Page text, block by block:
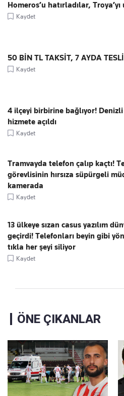
Homeros’u hatırladılar,
Kaydet
50 BİN TL TAKSİT, 7 AYDA
Kaydet
4 ilçeyi birbirine bağlıyor!
hizmete açıldı
Kaydet
Tramvayda telefon çalıp kaçtı!
görevlisinin hırsıza süpürgeli
kamerada
Kaydet
13 ülkeye sızan casus yazılım
geçirdi! Telefonları beyin gibi
tıkla her şeyi siliyor
Kaydet
ÖNE ÇIKANLAR